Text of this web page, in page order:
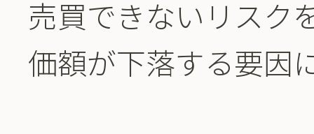
売買できないリスク
価額が下落する要因